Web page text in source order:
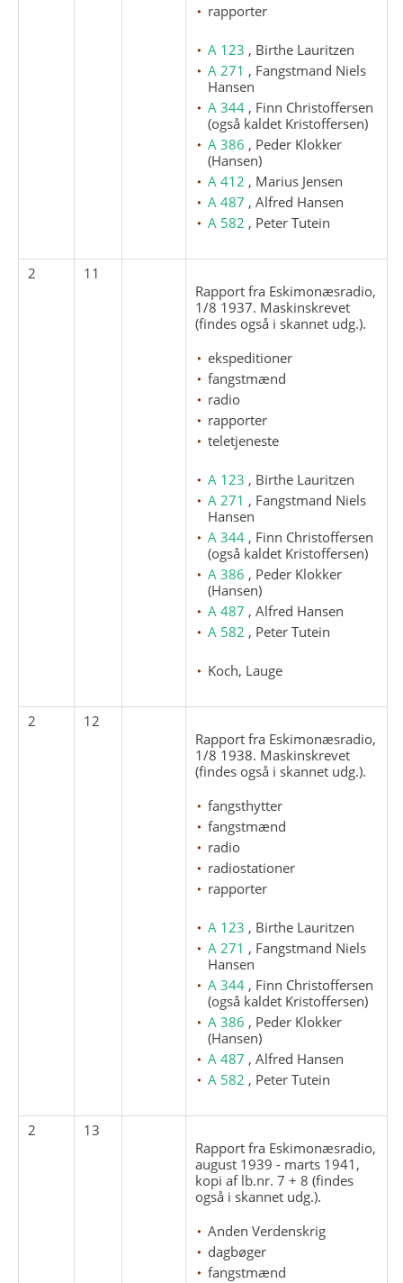
rapporter
A 123 , Birthe Lauritzen
A 271 , Fangstmand Niels
Hansen
A 344 , Finn Christoffersen
(også kaldet Kristoffersen)
A 386 , Peder Klokker
(Hansen)
A 412 , Marius Jensen
A 487 , Alfred Hansen
A 582 , Peter Tutein
2
11
Rapport fra Eskimonæsradio,
1/8 1937. Maskinskrevet
(findes også i skannet udg.).
ekspeditioner
fangstmænd
radio
rapporter
teletjeneste
A 123 , Birthe Lauritzen
A 271 , Fangstmand Niels
Hansen
A 344 , Finn Christoffersen
(også kaldet Kristoffersen)
A 386 , Peder Klokker
(Hansen)
A 487 , Alfred Hansen
A 582 , Peter Tutein
Koch, Lauge
2
12
Rapport fra Eskimonæsradio,
1/8 1938. Maskinskrevet
(findes også i skannet udg.).
fangsthytter
fangstmænd
radio
radiostationer
rapporter
A 123 , Birthe Lauritzen
A 271 , Fangstmand Niels
Hansen
A 344 , Finn Christoffersen
(også kaldet Kristoffersen)
A 386 , Peder Klokker
(Hansen)
A 487 , Alfred Hansen
A 582 , Peter Tutein
2
13
Rapport fra Eskimonæsradio,
august 1939 - marts 1941,
kopi af lb.nr. 7 + 8 (findes
også i skannet udg.).
Anden Verdenskrig
dagbøger
fangstmænd